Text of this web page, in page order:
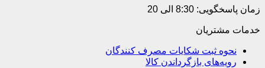
زمان پاسخگویی: 8:30 الی 20
خدمات مشتریان
نحوه ثبت شکایات مصرف کنندگان
رویه‌های بازگرداندن کالا